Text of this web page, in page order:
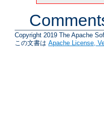
Copyright 2019 The Apache
この文書は Apache License,